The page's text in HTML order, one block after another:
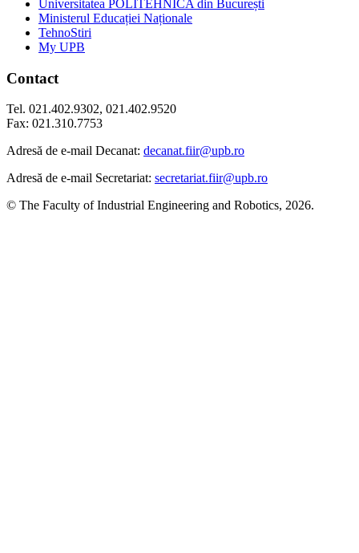
Universitatea POLITEHNICA din București
Ministerul Educației Naționale
TehnoStiri
My UPB
Contact
Tel. 021.402.9302, 021.402.9520
Fax: 021.310.7753
Adresă de e-mail Decanat: decanat.fiir@upb.ro
Adresă de e-mail Secretariat: secretariat.fiir@upb.ro
© The Faculty of Industrial Engineering and Robotics, 2026.